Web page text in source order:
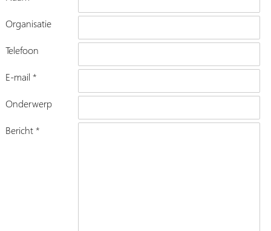
Organisatie
Telefoon
E-mail *
Onderwerp
Bericht *